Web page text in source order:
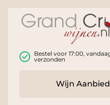
Bestel voor 17:00,
verzonden
Wijn